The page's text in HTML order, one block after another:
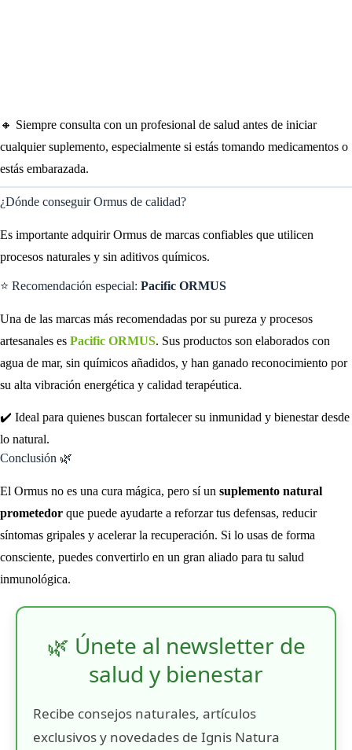
🔸 Siempre consulta con un profesional de salud antes de iniciar
cualquier suplemento, especialmente si estás tomando medicamentos o
estás embarazada.
¿Dónde conseguir Ormus de calidad?
Es importante adquirir Ormus de marcas confiables que utilicen
procesos naturales y sin aditivos químicos.
⭐ Recomendación especial: Pacific ORMUS
Una de las marcas más recomendadas por su pureza y procesos
artesanales es Pacific ORMUS. Sus productos son elaborados con
agua de mar, sin químicos añadidos, y han ganado reconocimiento por
su alta vibración energética y calidad terapéutica.
✔️ Ideal para quienes buscan fortalecer su inmunidad y bienestar desde
lo natural.
Conclusión 🌿
El Ormus no es una cura mágica, pero sí un suplemento natural
prometedor que puede ayudarte a reforzar tus defensas, reducir
síntomas gripales y acelerar la recuperación. Si lo usas de forma
consciente, puedes convertirlo en un gran aliado para tu salud
inmunológica.
🌿 Únete al newsletter de
salud y bienestar
Recibe consejos naturales, artículos
exclusivos y novedades de Ignis Natura